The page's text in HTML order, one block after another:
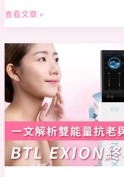
查看文章 »
BTL
EXION
終
極
指
南：
一
文
解
析